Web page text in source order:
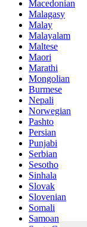
Macedonian
Malagasy
Malay
Malayalam
Maltese
Maori
Marathi
Mongolian
Burmese
Nepali
Norwegian
Pashto
Persian
Punjabi
Serbian
Sesotho
Sinhala
Slovak
Slovenian
Somali
Samoan